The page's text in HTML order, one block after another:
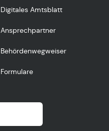
Digitales Amtsblatt
Ansprechpartner
Behördenwegweiser
Formulare